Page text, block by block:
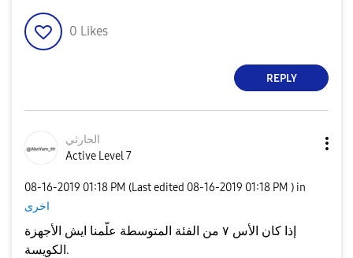
0 Likes
REPLY
الحارثي
Active Level 7
‎08-16-2019 01:18 PM (Last edited ‎08-16-2019 01:18 PM ) in
اخرى
إذا كان الأس ٧ من الفئة المتوسطة علّمنا ايش الأجهزة
الكويسة.